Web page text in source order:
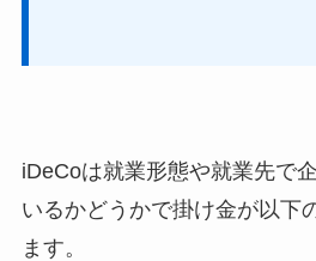
iDeCoは就業形態や就業先で
いるかどうかで掛け金が以下
ます。